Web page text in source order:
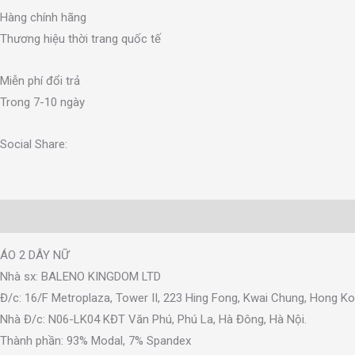
Hàng chính hãng
Thương hiệu thời trang quốc tế
Miễn phí đổi trả
Trong 7-10 ngày
Social Share:
ÁO 2 DÂY NỮ
Nhà sx: BALENO KINGDOM LTD
Đ/c: 16/F Metroplaza, Tower II, 223 Hing Fong, Kwai Chung, Hong
Nhà Đ/c: N06-LK04 KĐT Văn Phú, Phú La, Hà Đông, Hà Nội.
Thành phần: 93% Modal, 7% Spandex